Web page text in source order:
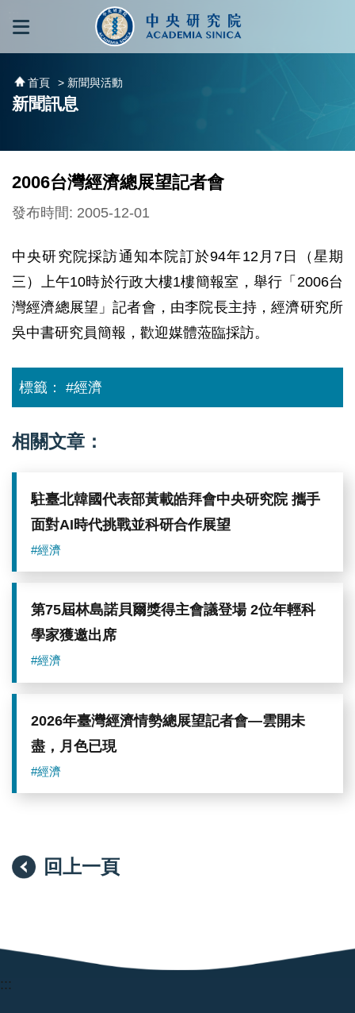
跳到主要內容區塊
首頁 > 新聞與活動
新聞訊息
2006台灣經濟總展望記者會
發布時間: 2005-12-01
中央研究院採訪通知本院訂於94年12月7日（星期
三）上午10時於行政大樓1樓簡報室，舉行「2006台
灣經濟總展望」記者會，由李院長主持，經濟研究所
吳中書研究員簡報，歡迎媒體蒞臨採訪。
標籤： #經濟
相關文章：
駐臺北韓國代表部黃載皓拜會中央研究院 攜手
面對AI時代挑戰並科研合作展望
#經濟
第75屆林島諾貝爾獎得主會議登場 2位年輕科
學家獲邀出席
#經濟
2026年臺灣經濟情勢總展望記者會—雲開未
盡，月色已現
#經濟
回上一頁
:::